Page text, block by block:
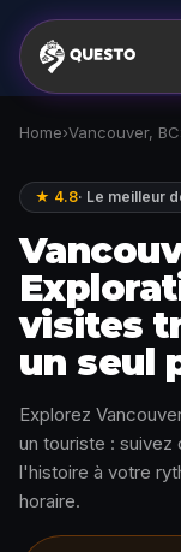
Home›Vancouver, BC
★ 4.8· Le meilleur
visites
un seul
Explorez
un touriste : suivez
l'histoire à votre
horaire.